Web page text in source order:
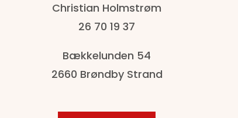
Christian Holmstrøm
26 70 19 37
Bækkelunden 54
2660 Brøndby Strand